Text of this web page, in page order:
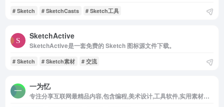
# Sketch # SketchCasts # Sketch工具
SketchActive
SketchActive是一套免费的 Sketch 图标源文件下载。
# Sketch # Sketch素材 # 交流
一为忆
专注分享互联网最精品内容,包含编程,美术设计,工具软件,实用素材和资源,教程等几大分类的综合门户